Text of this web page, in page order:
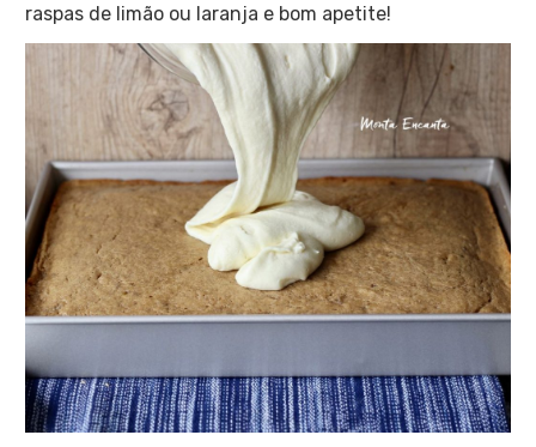
raspas de limão ou laranja e bom apetite!